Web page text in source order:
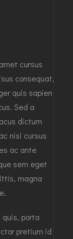
cursus
consequat,
quis sapien
Sed a
dictum
nisi cursus
ac ante
sem eget
magna
porta
pretium id